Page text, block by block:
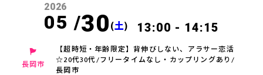
2026
05 /30 (土) 13:00 - 14:15
長岡市
【超時短・年齢限定】背伸びしない、アラサー恋活
☆20代30代/フリータイムなし・カップリングあり/
長岡市